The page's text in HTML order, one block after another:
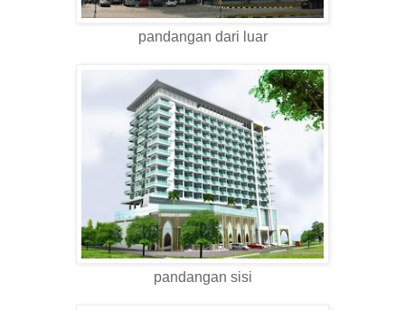
pandangan dari luar
pandangan sisi